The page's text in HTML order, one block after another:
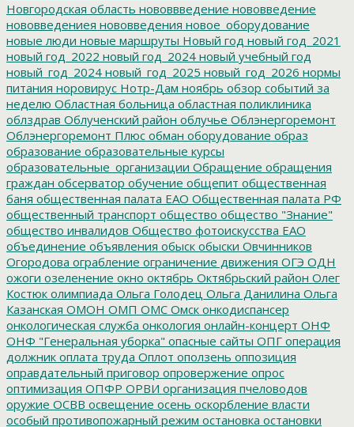
Новгородская область нововвведение нововведение
нововведениея нововведения новое_оборудование
новые люди новые маршруты Новый год новый год_2021
новый год_2022 новый год_2024 новый учебный год
новый_год_2024 новый_год_2025 новый_год_2026 нормы
питания норовирус Нотр-Дам ноябрь обзор событий за
неделю Областная больница областная поликлиника
облздрав Облученский район облучье Облэнергоремонт
Облэнергоремонт Плюс обман оборудование образ
образование образовательные курсы
образовательные_организации Обращение обращения
граждан обсерватор обучение общепит общественная
баня общественная палата ЕАО Общественная палата РФ
общественный транспорт общество общество "Знание"
общество инвалидов Общество фотоискусства ЕАО
объединение объявления обыск обыски Овчинников
Огородова ограбление ограничение движения ОГЭ ОДН
ожоги озеленение окно октябрь Октябрьский район Олег
Костюк олимпиада Ольга Голодец Ольга Данилина Ольга
Казанская ОМОН ОМП ОМС Омск онкодиспансер
онкологическая служба онкология онлайн-концерт ОНФ
ОНФ "Генеральная уборка" опасные сайты ОПГ операция
должник оплата труда Оплот оползень оппозиция
оправдательный приговор опровержение опрос
оптимизация ОПФР ОРВИ организация пчеловодов
оружие ОСВВ освещение осень оскорбление власти
особый противопожарный режим остановка остановки